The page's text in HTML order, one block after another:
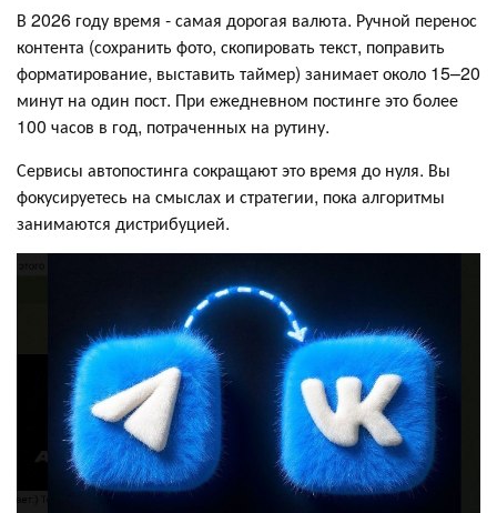
В 2026 году время - самая дорогая валюта. Ручной перенос
контента (сохранить фото, скопировать текст, поправить
форматирование, выставить таймер) занимает около 15–20
минут на один пост. При ежедневном постинге это более
100 часов в год, потраченных на рутину.
Сервисы автопостинга сокращают это время до нуля. Вы
фокусируетесь на смыслах и стратегии, пока алгоритмы
занимаются дистрибуцией.